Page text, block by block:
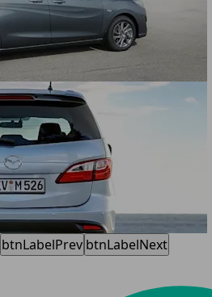
btnLabelPrev btnLabelNext